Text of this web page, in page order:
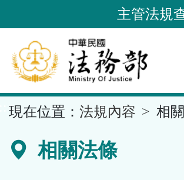
到
要
內
容
區
主管法規
現在位置： 法規內容 相
相關法條